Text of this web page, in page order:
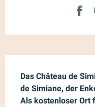
Das Château de
de Simiane, der
Als kostenloser Ort